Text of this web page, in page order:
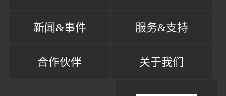
新闻&事件 服务&支持
合作伙伴 关于我们